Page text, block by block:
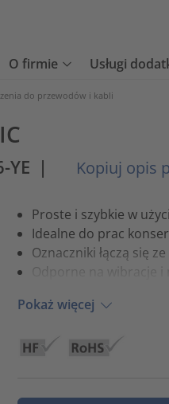
O firmie Usługi
do przewodów i kabli
YE | Kopiuj opis
Proste i szybkie w
Idealne do prac
Oznaczniki łączą się
Odporne na wibracje i
Pokaż więcej